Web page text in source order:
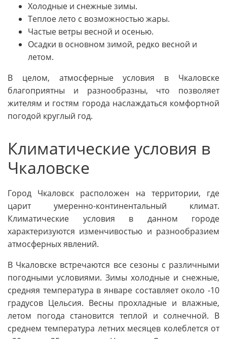
Холодные и снежные зимы.
Теплое лето с возможностью жары.
Частые ветры весной и осенью.
Осадки в основном зимой, редко весной и
летом.
В целом, атмосферные условия в Чкаловске
благоприятны и разнообразны, что позволяет
жителям и гостям города наслаждаться комфортной
погодой круглый год.
Климатические условия в
Чкаловске
Город Чкаловск расположен на территории, где
царит умеренно-континентальный климат.
Климатические условия в данном городе
характеризуются изменчивостью и разнообразием
атмосферных явлений.
В Чкаловске встречаются все сезоны с различными
погодными условиями. Зимы холодные и снежные,
средняя температура в январе составляет около -10
градусов Цельсия. Весны прохладные и влажные,
летом погода становится теплой и солнечной. В
среднем температура летних месяцев колеблется от